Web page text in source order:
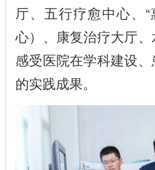
厅、五行疗愈中心、
心）、康复治疗大厅
感受医院在学科建设
的实践成果。